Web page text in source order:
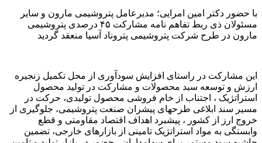
با حضور دکتر امین امرایی؛ مدیرعامل پتروشیمی مارون و سایر
مسئولان ذی ربط تفاهم نامه مشارکت ۴۵ درصدی پتروشیمی
مارون در طرح شرکت پتروشیمی پتروناد آسیا منعقد گردید
این مشارکت در راستای افزایش سودآوری از محل تکمیل زنجیره
ارزش و توسعه سبد محصولات و مشارکت در تولید محصول
استراتژیک ، اجتناب از خام فروشی محصول تولیدی، حرکت در
مسیر سند ابلاغی طرحهای پیشران صنعت پتروشیمی، جلوگیری از
خروج ارز از کشور ، پیشبرد اهداف اقتصاد مقاومتی و قطع
وابستگی به مواد استراتژیک تامینی از بازارهای خارجی، تضمین